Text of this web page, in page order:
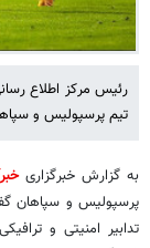
رئیس مرکز اطلاع
تیم پرسپولیس و
به گزارش خبرگزاری
تدابیر امنیتی و